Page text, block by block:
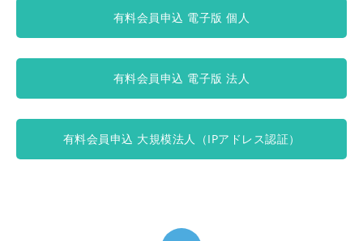
有料会員申込 電子版 個人
有料会員申込 電子版 法人
有料会員申込 大規模法人（IPアドレス認証）